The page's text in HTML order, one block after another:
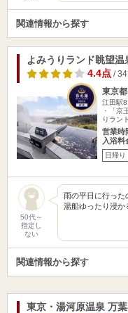
関連情報から探す
よみうりランド眺望温
4.4点/ 34
東京
江田駅
・「京
りラン
営業時
入浴料
日帰り
50代～
指定し
ない
雨の平日に行った
湯船ゆったり浸か
関連情報から探す
東京・湯河原温泉 万